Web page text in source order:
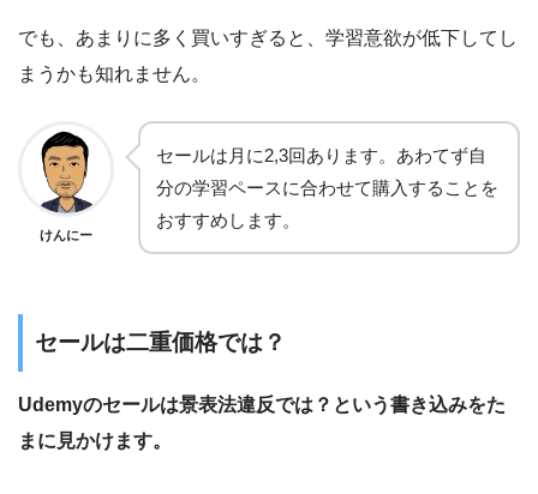
でも、あまりに多く買いすぎると、学習意欲が低下してし
まうかも知れません。
けんにー
セールは月に2,3回あります。あわてず自
分の学習ペースに合わせて購入することを
おすすめします。
セールは二重価格では？
Udemyのセールは景表法違反では？という書き込みをた
まに見かけます。